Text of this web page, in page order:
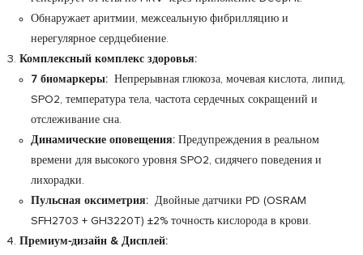
Обнаружает аритмии, межсеальную фибрилляцию и
нерегулярное сердцебиение.
Комплексный комплекс здоровья:
7 биомаркеры: Непрерывная глюкоза, мочевая кислота, липид,
SPO2, температура тела, частота сердечных сокращений и
отслеживание сна.
Динамические оповещения: Предупреждения в реальном
времени для высокого уровня SPO2, сидячего поведения и
лихорадки.
Пульсная оксиметрия: Двойные датчики PD (OSRAM
SFH2703 + GH3220T) ±2% точность кислорода в крови.
Премиум-дизайн & Дисплей: